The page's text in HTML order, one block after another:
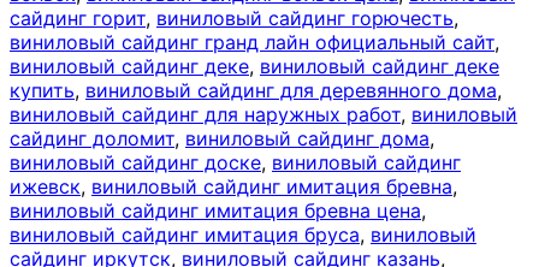
сайдинг горит, виниловый сайдинг горючесть,
виниловый сайдинг гранд лайн официальный сайт,
виниловый сайдинг деке, виниловый сайдинг деке
купить, виниловый сайдинг для деревянного дома,
виниловый сайдинг для наружных работ, виниловый
сайдинг доломит, виниловый сайдинг дома,
виниловый сайдинг доске, виниловый сайдинг
ижевск, виниловый сайдинг имитация бревна,
виниловый сайдинг имитация бревна цена,
виниловый сайдинг имитация бруса, виниловый
сайдинг иркутск, виниловый сайдинг казань,